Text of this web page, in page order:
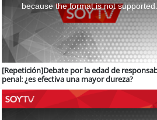
because the format is not supported.
[Repetición]Debate por la edad de
penal: ¿es efectiva una mayor dureza?